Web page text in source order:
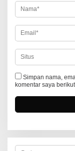
Simpan nama,
komentar saya
C